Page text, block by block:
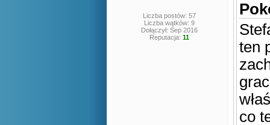
Liczba postów: 57
Liczba wątków: 9
Dołączył: Sep 2016
Reputacja: 11
ten
co